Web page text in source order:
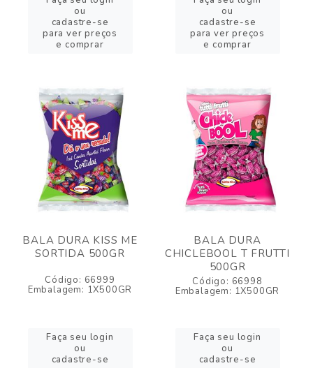
ou
cadastre-se
para ver preços
e comprar
ou
cadastre-se
para ver preços
e comprar
BALA DURA KISS ME
SORTIDA 500GR
Código: 66999
Embalagem: 1X500GR
Faça seu login
ou
cadastre-se
BALA DURA
CHICLEBOOL T FRUTTI
500GR
Código: 66998
Embalagem: 1X500GR
Faça seu login
ou
cadastre-se